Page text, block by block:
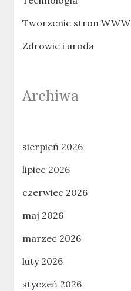
Tworzenie stron WWW
Zdrowie i uroda
Archiwa
sierpień 2026
lipiec 2026
czerwiec 2026
maj 2026
marzec 2026
luty 2026
styczeń 2026